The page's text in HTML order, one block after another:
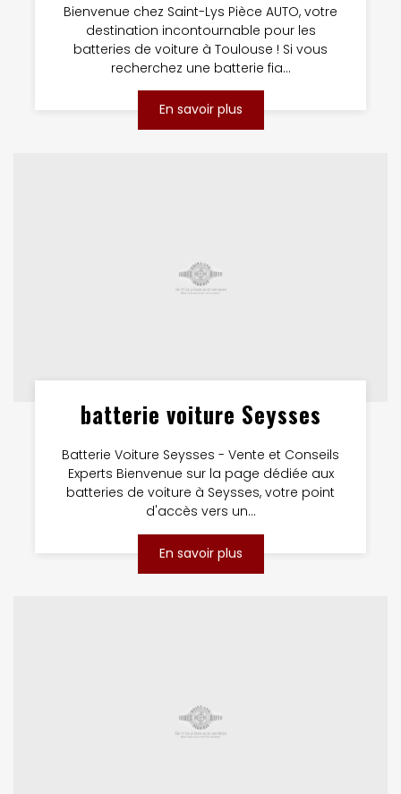
Bienvenue chez Saint-Lys Pièce AUTO, votre
destination incontournable pour les
batteries de voiture à Toulouse ! Si vous
recherchez une batterie fia...
En savoir plus
batterie voiture Seysses
Batterie Voiture Seysses - Vente et Conseils
Experts Bienvenue sur la page dédiée aux
batteries de voiture à Seysses, votre point
d'accès vers un...
En savoir plus